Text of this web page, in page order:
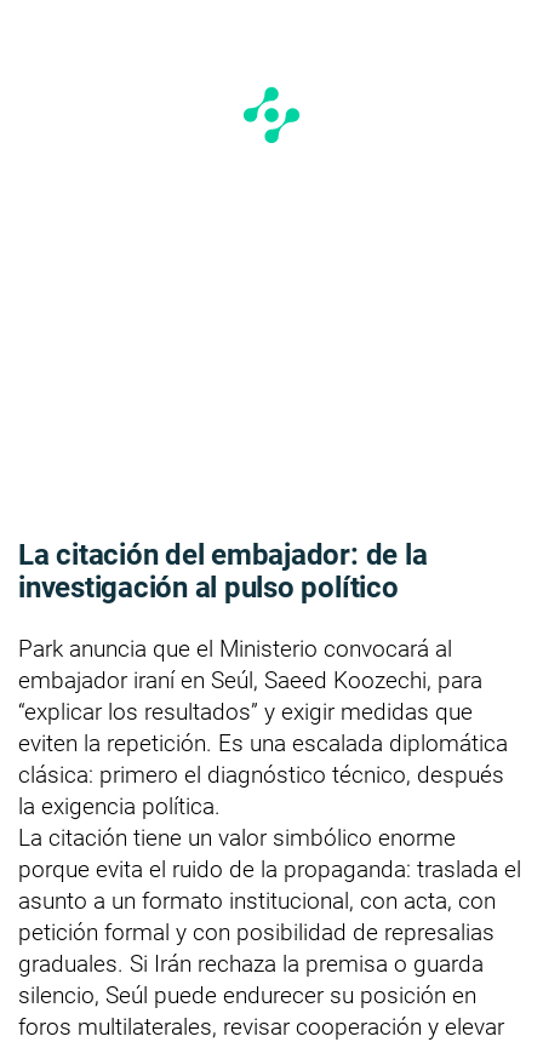
La citación del embajador: de la
investigación al pulso político
Park anuncia que el Ministerio convocará al
embajador iraní en Seúl, Saeed Koozechi, para
“explicar los resultados” y exigir medidas que
eviten la repetición. Es una escalada diplomática
clásica: primero el diagnóstico técnico, después
la exigencia política.
La citación tiene un valor simbólico enorme
porque evita el ruido de la propaganda: traslada el
asunto a un formato institucional, con acta, con
petición formal y con posibilidad de represalias
graduales. Si Irán rechaza la premisa o guarda
silencio, Seúl puede endurecer su posición en
foros multilaterales, revisar cooperación y elevar